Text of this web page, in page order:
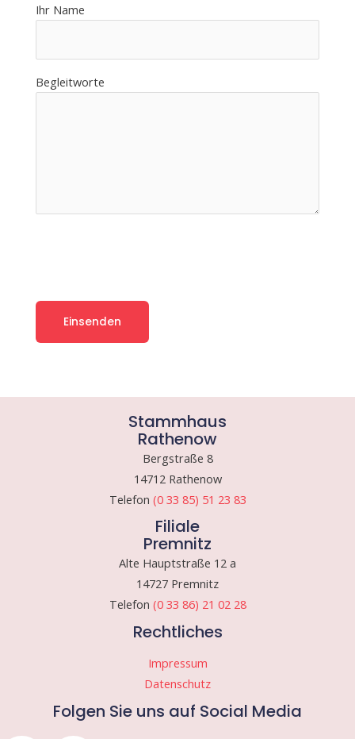
Ihr Name
Begleitworte
Stammhaus
Rathenow
Bergstraße 8
14712 Rathenow
Telefon (0 33 85) 51 23 83
Filiale
Premnitz
Alte Hauptstraße 12 a
14727 Premnitz
Telefon (0 33 86) 21 02 28
Rechtliches
Impressum
Datenschutz
Folgen Sie uns auf Social Media